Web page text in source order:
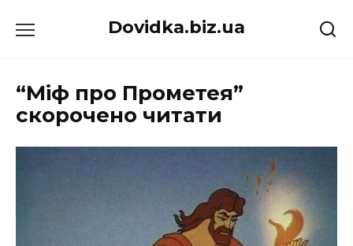
до
Dovidka.biz.ua
“Міф про Прометея”
скорочено читати